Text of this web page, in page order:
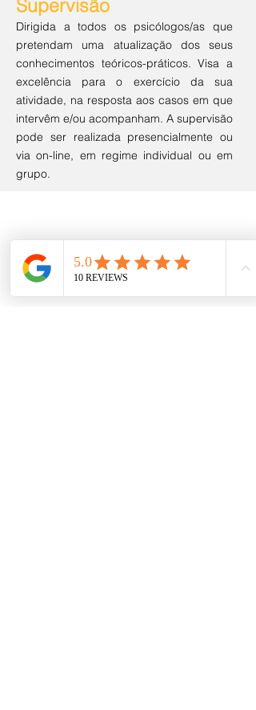
Supervisão
Dirigida a todos os psicólogos/as que
pretendam uma atualização dos seus
conhecimentos teóricos-práticos. Visa a
excelência para o exercício da sua
atividade, na resposta aos casos em que
intervêm e/ou acompanham. A supervisão
pode ser realizada presencialmente ou
via on-line, em regime individual ou em
grupo.